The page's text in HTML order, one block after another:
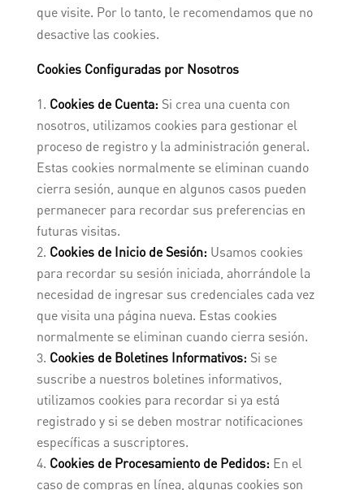
que visite. Por lo tanto, le recomendamos que no
desactive las cookies.
Cookies Configuradas por Nosotros
Cookies de Cuenta: Si crea una cuenta con
nosotros, utilizamos cookies para gestionar el
proceso de registro y la administración general.
Estas cookies normalmente se eliminan cuando
cierra sesión, aunque en algunos casos pueden
permanecer para recordar sus preferencias en
futuras visitas.
Cookies de Inicio de Sesión: Usamos cookies
para recordar su sesión iniciada, ahorrándole la
necesidad de ingresar sus credenciales cada vez
que visita una página nueva. Estas cookies
normalmente se eliminan cuando cierra sesión.
Cookies de Boletines Informativos: Si se
suscribe a nuestros boletines informativos,
utilizamos cookies para recordar si ya está
registrado y si se deben mostrar notificaciones
específicas a suscriptores.
Cookies de Procesamiento de Pedidos: En el
caso de compras en línea, algunas cookies son